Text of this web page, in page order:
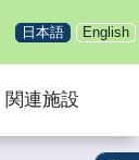
日本語 English
関連施設